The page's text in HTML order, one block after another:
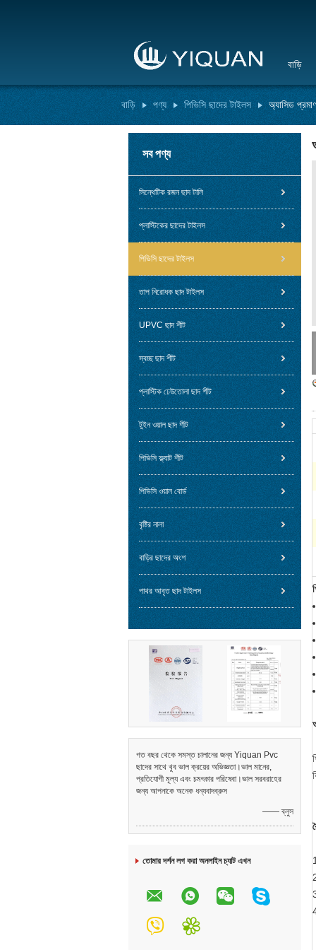
বাড়ি
বাড়ি পণ্য পিভিসি ছাদের টাইলস অ্যাসিড
সব পণ্য
সিন্থেটিক রজন ছাদ টালি
প্লাস্টিকের ছাদের টাইলস
পিভিসি ছাদের টাইলস
তাপ নিরোধক ছাদ টাইলস
UPVC ছাদ শীট
স্বচ্ছ ছাদ শীট
প্লাস্টিক ঢেউতোলা ছাদ শীট
টুইন ওয়াল ছাদ শীট
পিভিসি ফ্ল্যাট শীট
পিভিসি ওয়াল বোর্ড
বৃষ্টির নালা
বাড়ির ছাদের অংশ
পাথর আবৃত ছাদ টাইলস
গত বছর থেকে সমস্ত চালানের জন্য Yiquan Pvc
ছাদের সাথে খুব ভাল ক্রয়ের অভিজ্ঞতা।ভাল মানের,
প্রতিযোগী মূল্য এবং চমৎকার পরিষেবা।ভাল সরবরাহের
জন্য আপনাকে অনেক ধন্যবাদব্রুস
—— ব্লুস
তোমার দর্শন লগ করা অনলাইন চ্যাট এখন